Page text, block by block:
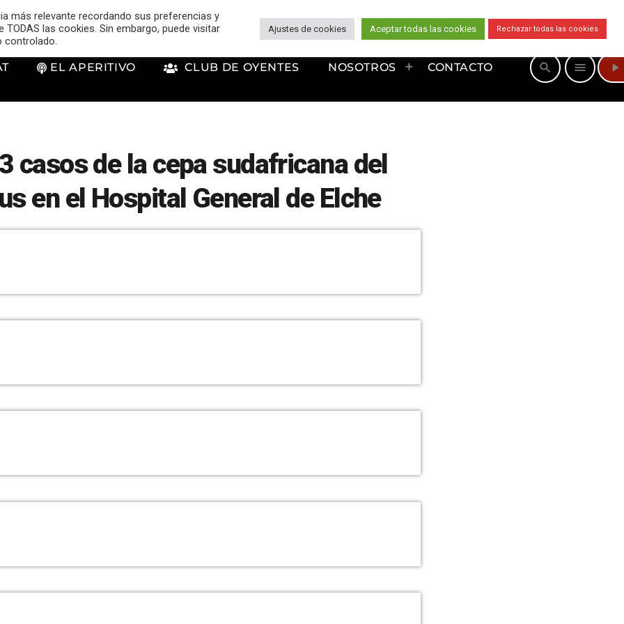
EL APERITIVO CLUB DE OYENTES NOSOTROS CONTACTO search menu play_arrow
casos de la cepa sudafricana del
en el Hospital General de Elche
más relevante recordando sus preferencias y
las cookies. Sin embargo, puede visitar
controlado.
Ajustes de cookies Aceptar todas las cookies Rechazar todas las cookies